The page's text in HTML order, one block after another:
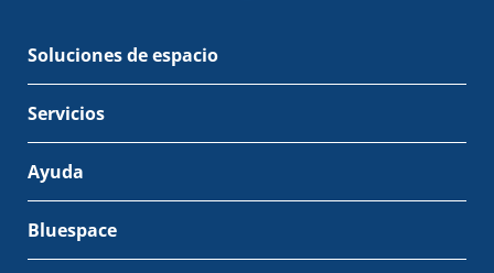
Soluciones de espacio
Servicios
Ayuda
Bluespace